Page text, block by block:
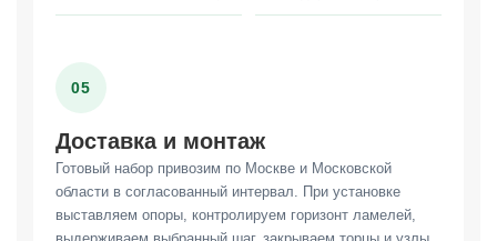
05
Доставка и монтаж
Готовый набор привозим по Москве и Московской
области в согласованный интервал. При установке
выставляем опоры, контролируем горизонт ламелей,